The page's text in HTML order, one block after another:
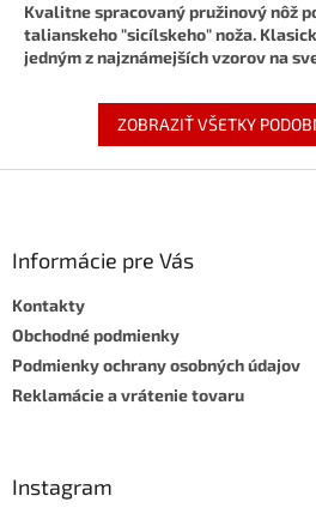
Kvalitne spracovaný pružinový nôž
talianskeho "sicílskeho" noža.
jedným z najznámejších vzorov na
ZOBRAZIŤ VŠETKY
Informácie pre Vás
Kontakty
Obchodné podmienky
Podmienky ochrany osobných údajov
Reklamácie a vrátenie tovaru
Instagram